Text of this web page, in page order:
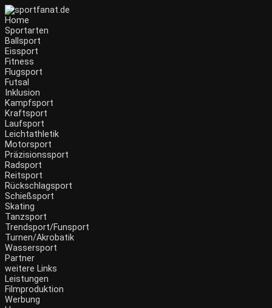
Zum
Inhalt
wechseln
Home
Sportarten
Ballsport
Eissport
Fitness
Flugsport
Futsal
Inklusion
Kampfsport
Kraftsport
Laufsport
Leichtathletik
Motorsport
Präzisionssport
Radsport
Reitsport
Rückschlagsport
Schießsport
Skating
Tanzsport
Trendsport/Funsport
Turnen/Akrobatik
Wassersport
Partner
weitere Links
Leistungen
Filmproduktion
Werbung